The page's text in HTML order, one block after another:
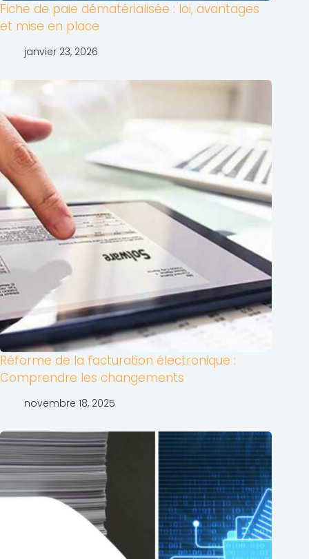
Fiche de paie dématérialisée : loi, avantages
et mise en place
janvier 23, 2026
Réforme de la facturation électronique :
Comprendre les changements
novembre 18, 2025